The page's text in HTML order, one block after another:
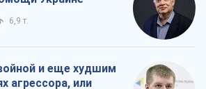
6,9 т.
и еще худшим
агрессора, или